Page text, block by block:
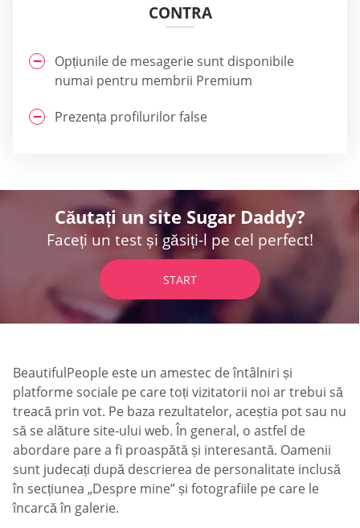
CONTRA
Opțiunile de mesagerie sunt disponibile
numai pentru membrii Premium
Prezența profilurilor false
Căutați un site Sugar Daddy?
Faceți un test și găsiți-l pe cel perfect!
START
BeautifulPeople este un amestec de întâlniri și
platforme sociale pe care toți vizitatorii noi ar trebui să
treacă prin vot. Pe baza rezultatelor, aceștia pot sau nu
să se alăture site-ului web. În general, o astfel de
abordare pare a fi proaspătă și interesantă. Oamenii
sunt judecați după descrierea de personalitate inclusă
în secțiunea „Despre mine” și fotografiile pe care le
încarcă în galerie.